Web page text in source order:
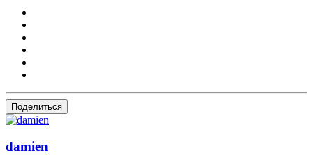
Поделиться
dаmien